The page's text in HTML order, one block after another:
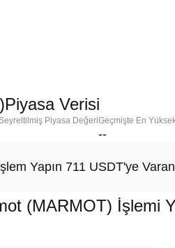
Verisi
Piyasa DeğeriGeçmişte En
--
Yapın 711 USDT'ye
(MARMOT) İşlemi